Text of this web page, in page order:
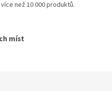
než 10 000 produktů.
míst